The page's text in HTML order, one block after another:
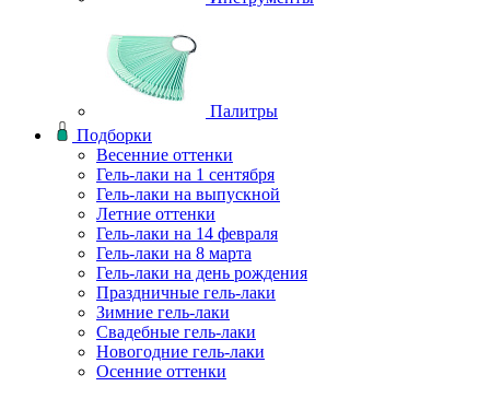
Палитры
Подборки
Весенние оттенки
Гель-лаки на 1 сентября
Гель-лаки на выпускной
Летние оттенки
Гель-лаки на 14 февраля
Гель-лаки на 8 марта
Гель-лаки на день рождения
Праздничные гель-лаки
Зимние гель-лаки
Свадебные гель-лаки
Новогодние гель-лаки
Осенние оттенки